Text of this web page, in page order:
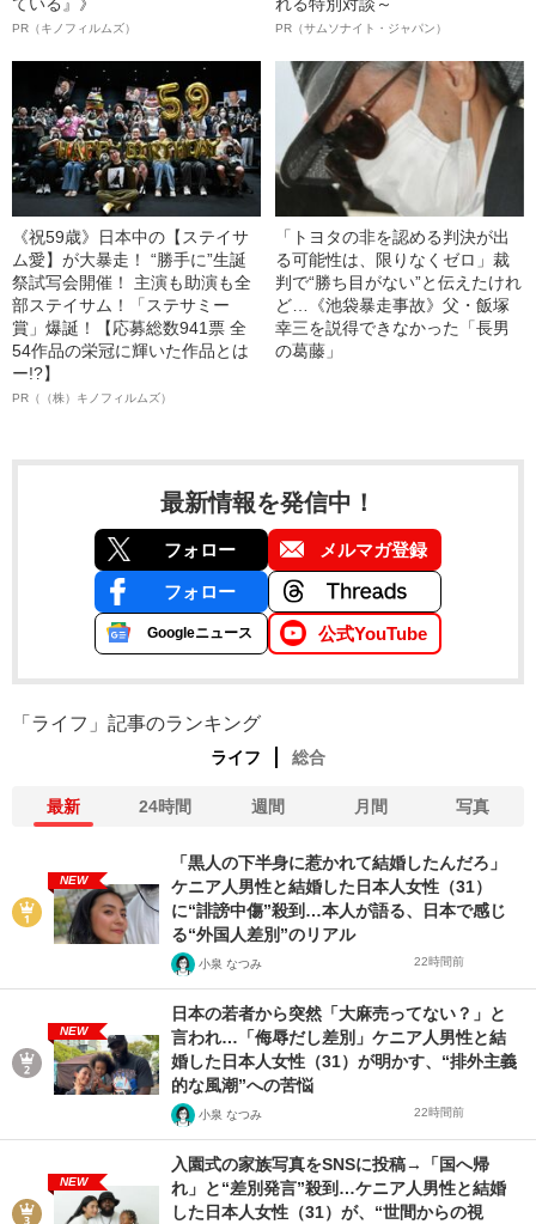
PR（キノフィルムズ） PR（サムソナイト・ジャパン）
《祝59歳》日本中の【ステイサ
ム愛】が大暴走！ “勝手に”生誕
祭試写会開催！ 主演も助演も全
部ステイサム！「ステサミー
賞」爆誕！【応募総数941票 全
54作品の栄冠に輝いた作品とは
ー!?】
PR（（株）キノフィルムズ）
「トヨタの非を認める判決が出
る可能性は、限りなくゼロ」裁
判で“勝ち目がない”と伝えたけれ
ど…《池袋暴走事故》父・飯塚
幸三を説得できなかった「長男
の葛藤」
最新情報を発信中！
フォロー メルマガ登録
フォロー
Googleニュース 公式YouTube
「ライフ」記事のランキング
ライフ 総合
最新 24時間 週間 月間 写真
NEW
「黒人の下半身に惹かれて結婚したんだろ」
ケニア人男性と結婚した日本人女性（31）
に“誹謗中傷”殺到…本人が語る、日本で感じ
る“外国人差別”のリアル
小泉 なつみ 22時間前
NEW
日本の若者から突然「大麻売ってない？」と
言われ…「侮辱だし差別」ケニア人男性と結
婚した日本人女性（31）が明かす、“排外主義
的な風潮”への苦悩
小泉 なつみ 22時間前
NEW
入園式の家族写真をSNSに投稿→「国へ帰
れ」と“差別発言”殺到…ケニア人男性と結婚
した日本人女性（31）が、“世間からの視